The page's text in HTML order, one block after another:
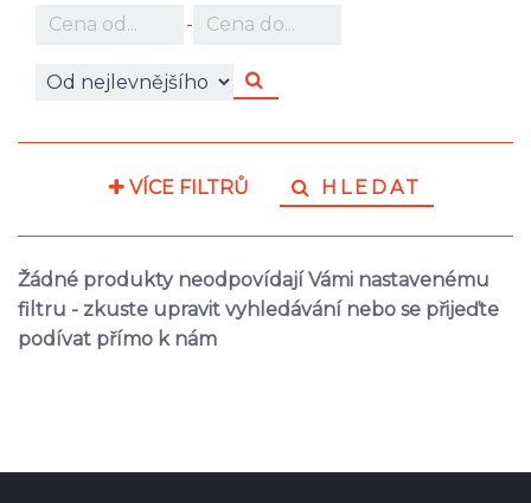
-
VÍCE FILTRŮ HLEDAT
Žádné produkty neodpovídají Vámi nastavenému
filtru - zkuste upravit vyhledávání nebo se přijeďte
podívat přímo k nám